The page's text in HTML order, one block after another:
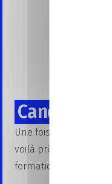
Une fois votre projet
voilà prêt à déposer
formation(s) de votre